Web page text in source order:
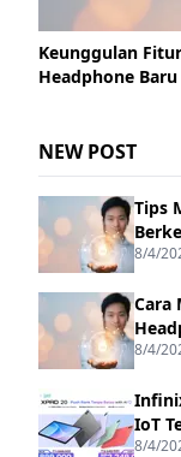
Keunggulan
Headphone Baru
NEW POST
Tips
8/4/
Cara
8/4/
IoT
8/4/